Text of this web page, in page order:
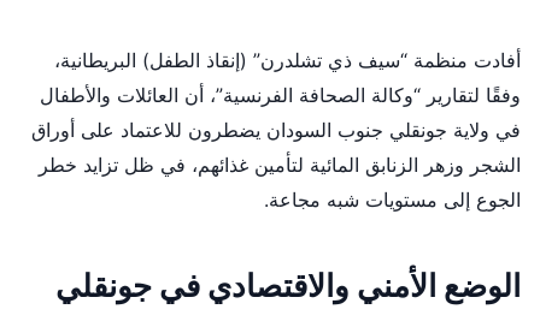
أفادت منظمة “سيف ذي تشلدرن” (إنقاذ الطفل) البريطانية،
وفقًا لتقارير “وكالة الصحافة الفرنسية”، أن العائلات والأطفال
في ولاية جونقلي جنوب السودان يضطرون للاعتماد على أوراق
الشجر وزهر الزنابق المائية لتأمين غذائهم، في ظل تزايد خطر
الجوع إلى مستويات شبه مجاعة.
الوضع الأمني والاقتصادي في جونقلي